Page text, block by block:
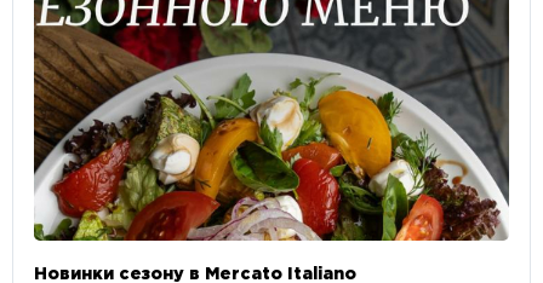
Новинки сезону в Mercato Italiano